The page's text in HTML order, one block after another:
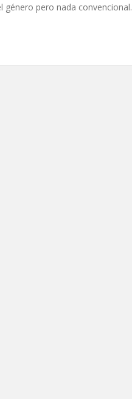
pero nada convencional.